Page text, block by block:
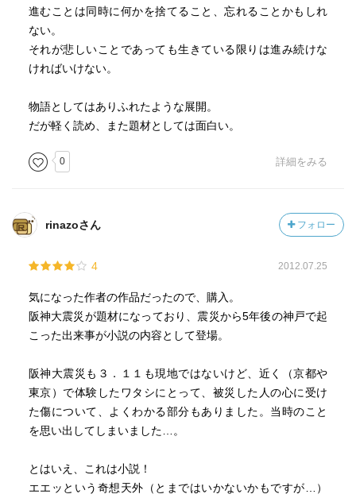
進むことは同時に何かを捨てること、忘れることかもしれ
ない。
それが悲しいことであっても生きている限りは進み続けな
ければいけない。
物語としてはありふれたような展開。
だが軽く読め、また題材としては面白い。
0 詳細をみる
rinazoさん フォロー
4 2012.07.25
気になった作者の作品だったので、購入。
阪神大震災が題材になっており、震災から5年後の神戸で起
こった出来事が小説の内容として登場。
阪神大震災も３．１１も現地ではないけど、近く（京都や
東京）で体験したワタシにとって、被災した人の心に受け
た傷について、よくわかる部分もありました。当時のこと
を思い出してしまいました…。
とはいえ、これは小説！
エエッという奇想天外（とまではいかないかもですが…）